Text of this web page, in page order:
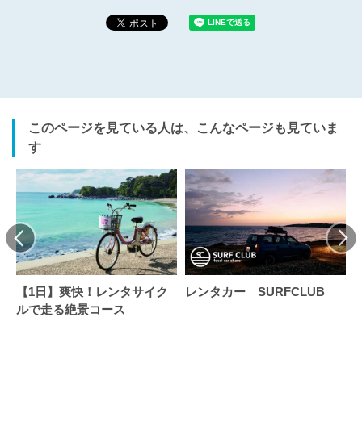
このページを見ている人は、こんなページも見ていま
す
【1日】爽快！レンタサイク
ルで走る絶景コース
レンタカー SURFCLUB